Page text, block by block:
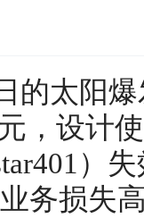
的太阳
，设计
）
务损失